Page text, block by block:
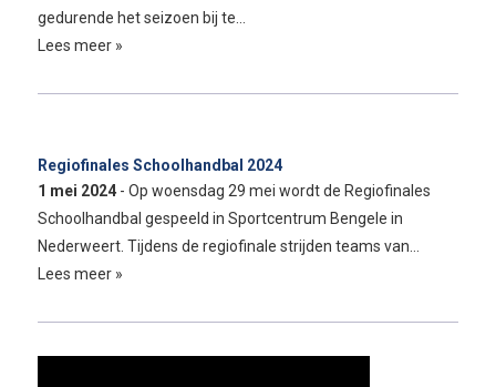
gedurende het seizoen bij te…
Lees meer »
Regiofinales Schoolhandbal 2024
1 mei 2024 - Op woensdag 29 mei wordt de Regiofinales
Schoolhandbal gespeeld in Sportcentrum Bengele in
Nederweert. Tijdens de regiofinale strijden teams van…
Lees meer »